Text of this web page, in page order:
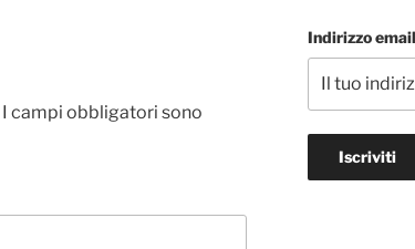
I campi obbligatori sono
Indirizzo